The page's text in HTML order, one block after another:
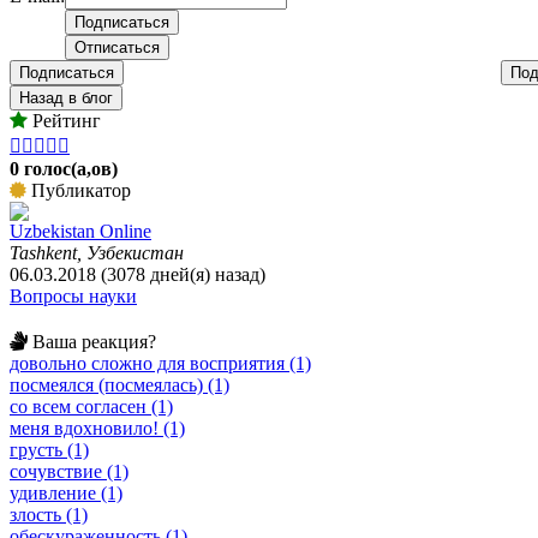
Подписаться
Назад в блог
Рейтинг
    
0 голос(а,ов)
Публикатор
Uzbekistan Online
Tashkent, Узбекистан
06.03.2018 (3078 дней(я) назад)
Вопросы науки
Ваша реакция?
довольно сложно для восприятия (1)
посмеялся (посмеялась) (1)
со всем согласен (1)
меня вдохновило! (1)
грусть (1)
сочувствие (1)
удивление (1)
злость (1)